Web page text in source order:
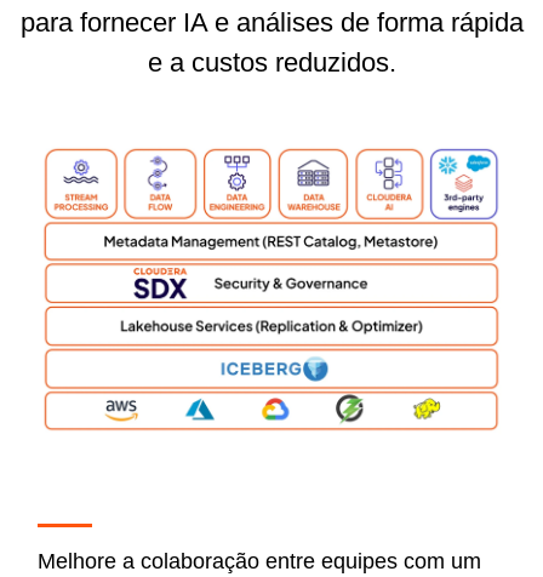
para fornecer IA e análises de forma rápida
e a custos reduzidos.
Melhore a colaboração entre equipes com um